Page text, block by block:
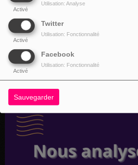
Activé
Utilisation: Analyse
Twitter
Activé
Utilisation: Fonctionnalité
Facebook
Activé
Utilisation: Fonctionnalité
Sauvegarder